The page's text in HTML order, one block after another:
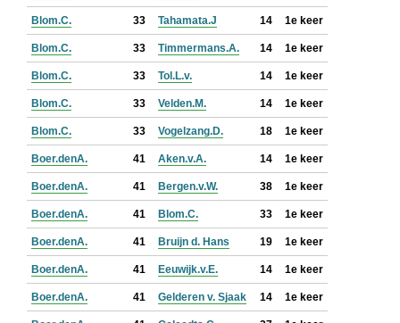
Blom.C. 33 Tahamata.J 14 1e keer
Blom.C. 33 Timmermans.A. 14 1e keer
Blom.C. 33 Tol.L.v. 14 1e keer
Blom.C. 33 Velden.M. 14 1e keer
Blom.C. 33 Vogelzang.D. 18 1e keer
Boer.denA. 41 Aken.v.A. 14 1e keer
Boer.denA. 41 Bergen.v.W. 38 1e keer
Boer.denA. 41 Blom.C. 33 1e keer
Boer.denA. 41 Bruijn d. Hans 19 1e keer
Boer.denA. 41 Eeuwijk.v.E. 14 1e keer
Boer.denA. 41 Gelderen v. Sjaak 14 1e keer